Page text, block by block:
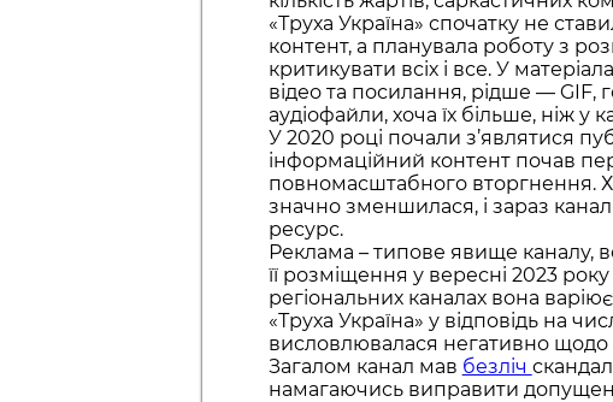
«Труха Україна» спочатку не
контент, а планувала роботу з
критикувати всіх і все. У
відео та посилання, рідше — GIF,
аудіофайли, хоча їх більше, ніж у
У 2020 році почали з’являтися
інформаційний контент почав
повномасштабного вторгнення.
значно зменшилася, і зараз
ресурс.
Реклама – типове явище каналу,
її розміщення у вересні 2023 року
регіональних каналах вона
«Труха Україна» у відповідь на
висловлювалася негативно
Загалом канал мав безліч
намагаючись виправити